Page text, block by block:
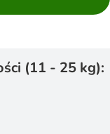
(11 - 25 kg):